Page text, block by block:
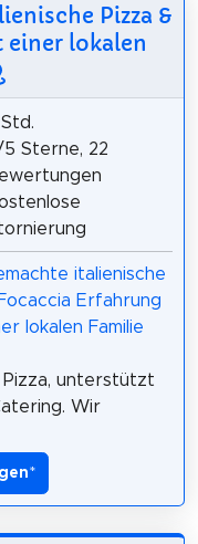
Pizza &
einer lokalen
Sterne, 22
unterstützt
Wir
*